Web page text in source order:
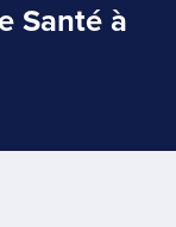
Santé à